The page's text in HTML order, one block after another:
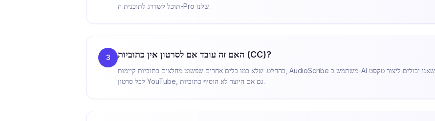
תוכל לשדרג לתוכנית ה-Pro שלנו.
3 האם זה עובד אם לסרטון אין כתוביות (CC)?
בהחלט. שלא כמו כלים אחרים שפשוט מחלצים כתוביות קיימות, AudioScribe משתמש ב-AI מתקדם להאזנה לשמע ותמלול ישיר. זה אומר שאנו יכולים ליצור טקסט
לכל סרטון YouTube, גם אם היוצר לא הוסיף כתוביות.